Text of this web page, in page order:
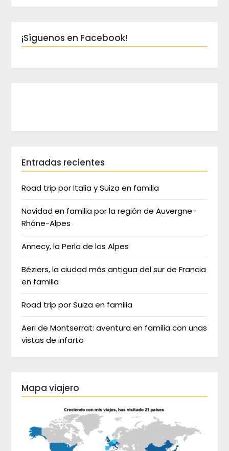
¡Síguenos en Facebook!
Entradas recientes
Road trip por Italia y Suiza en familia
Navidad en familia por la región de Auvergne-
Rhône-Alpes
Annecy, la Perla de los Alpes
Béziers, la ciudad más antigua del sur de Francia
en familia
Road trip por Suiza en familia
Aeri de Montserrat: aventura en familia con unas
vistas de infarto
Mapa viajero